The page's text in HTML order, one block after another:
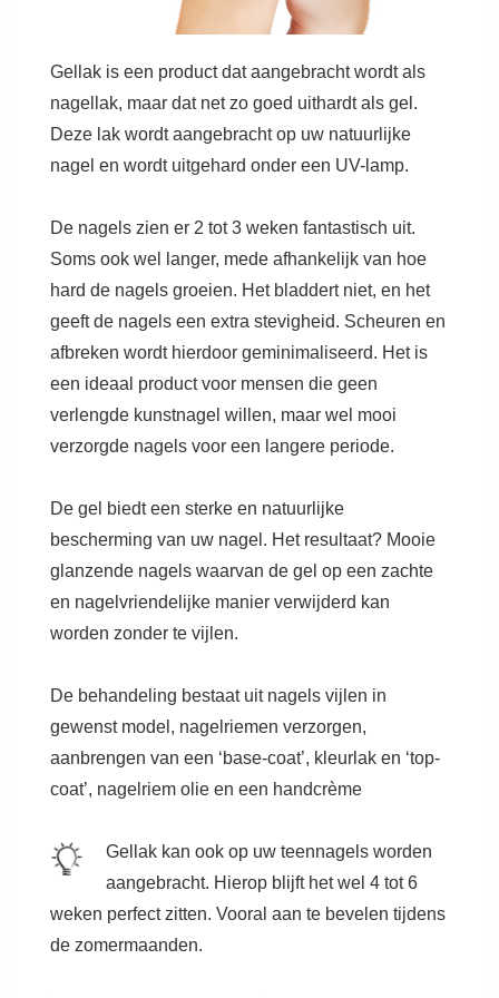
Gellak is een product dat aangebracht wordt als
nagellak, maar dat net zo goed uithardt als gel.
Deze lak wordt aangebracht op uw natuurlijke
nagel en wordt uitgehard onder een UV-lamp.
De nagels zien er 2 tot 3 weken fantastisch uit.
Soms ook wel langer, mede afhankelijk van hoe
hard de nagels groeien. Het bladdert niet, en het
geeft de nagels een extra stevigheid. Scheuren en
afbreken wordt hierdoor geminimaliseerd. Het is
een ideaal product voor mensen die geen
verlengde kunstnagel willen, maar wel mooi
verzorgde nagels voor een langere periode.
De gel biedt een sterke en natuurlijke
bescherming van uw nagel. Het resultaat? Mooie
glanzende nagels waarvan de gel op een zachte
en nagelvriendelijke manier verwijderd kan
worden zonder te vijlen.
De behandeling bestaat uit nagels vijlen in
gewenst model, nagelriemen verzorgen,
aanbrengen van een ‘base-coat’, kleurlak en ‘top-
coat’, nagelriem olie en een handcrème
Gellak kan ook op uw teennagels worden
aangebracht. Hierop blijft het wel 4 tot 6
weken perfect zitten. Vooral aan te bevelen tijdens
de zomermaanden.